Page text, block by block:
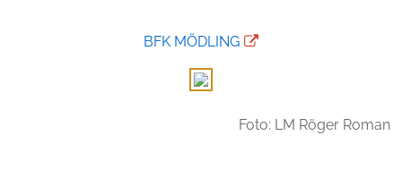
BFK MÖDLING
Foto: LM Röger Roman